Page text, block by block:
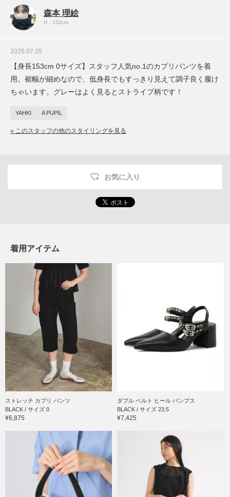
森本 理絵
H：153cm
2025.07.25
【身長153cm 0サイズ】スタッフ人気no.1のカプリパンツを着
用。裾幅が細めなので、低身長でもすっきり見えて調子良く履け
ちゃいます。グレーはよく見るとストライプ柄です！
YAHKI A PUPIL
» このスタッフの他のスタイリングを見る
お気に入り
着用アイテム
ストレッチ カプリ パンツ
BLACK / サイズ 0
¥6,875
ダブル ベルト ヒール パンプス
BLACK / サイズ 23.5
¥7,425